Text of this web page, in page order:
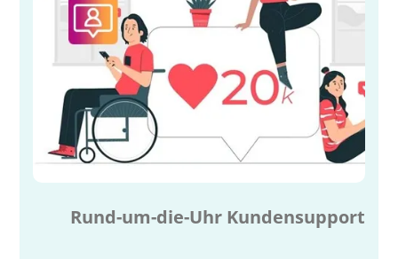
Rund-um-die-Uhr Kundensupport